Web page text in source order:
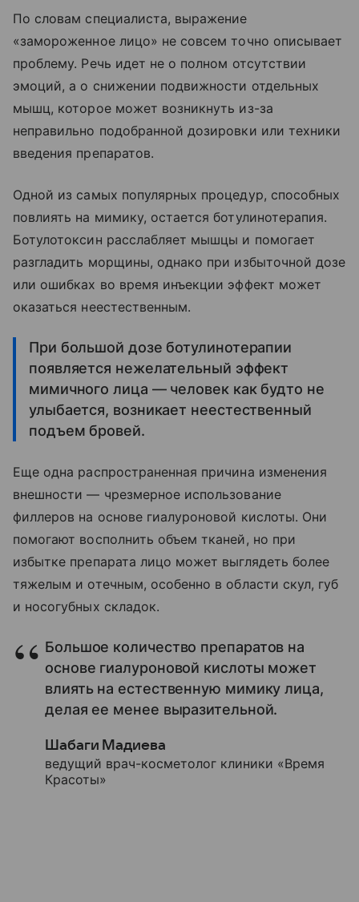
По словам специалиста, выражение
«замороженное лицо» не совсем точно описывает
проблему. Речь идет не о полном отсутствии
эмоций, а о снижении подвижности отдельных
мышц, которое может возникнуть из-за
неправильно подобранной дозировки или техники
введения препаратов.
Одной из самых популярных процедур, способных
повлиять на мимику, остается ботулинотерапия.
Ботулотоксин расслабляет мышцы и помогает
разгладить морщины, однако при избыточной дозе
или ошибках во время инъекции эффект может
оказаться неестественным.
При большой дозе ботулинотерапии
появляется нежелательный эффект
мимичного лица — человек как будто не
улыбается, возникает неестественный
подъем бровей.
Еще одна распространенная причина изменения
внешности — чрезмерное использование
филлеров на основе гиалуроновой кислоты. Они
помогают восполнить объем тканей, но при
избытке препарата лицо может выглядеть более
тяжелым и отечным, особенно в области скул, губ
и носогубных складок.
Большое количество препаратов на
основе гиалуроновой кислоты может
влиять на естественную мимику лица,
делая ее менее выразительной.
Шабаги Мадиева
ведущий врач-косметолог клиники «Время
Красоты»